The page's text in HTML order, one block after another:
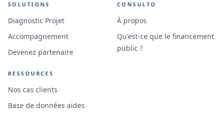
SOLUTIONS
Diagnostic Projet
Accompagnement
Devenez partenaire
CONSULTO
À propos
Qu'est-ce que le financement
public ?
RESSOURCES
Nos cas clients
Base de données aides